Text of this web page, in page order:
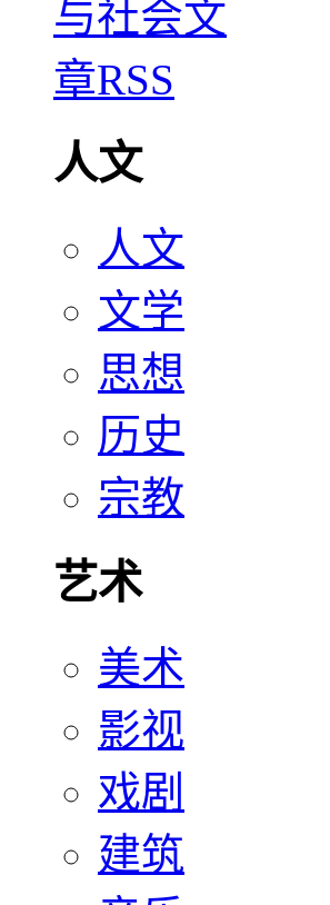
人文
人文
文学
思想
历史
宗教
艺术
美术
影视
戏剧
建筑